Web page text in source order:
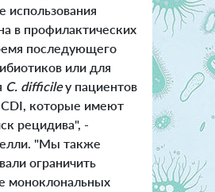
использования
в профилактических
последующего
или для
C. difficileу пациентов
CDI, которые имеют
рецидива", -
"Мы также
ограничить
моноклональных